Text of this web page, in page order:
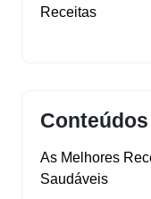
Receitas
As Melhores
Saudáveis